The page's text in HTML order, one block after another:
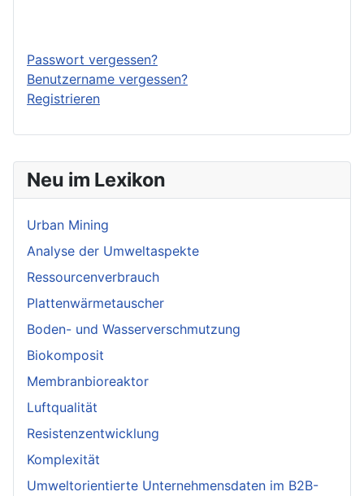
Neu im Lexikon
Urban Mining
Analyse der Umweltaspekte
Ressourcenverbrauch
Plattenwärmetauscher
Boden- und Wasserverschmutzung
Biokomposit
Membranbioreaktor
Luftqualität
Resistenzentwicklung
Komplexität
Umweltorientierte Unternehmensdaten im B2B-
Passwort vergessen?
Benutzername vergessen?
Registrieren